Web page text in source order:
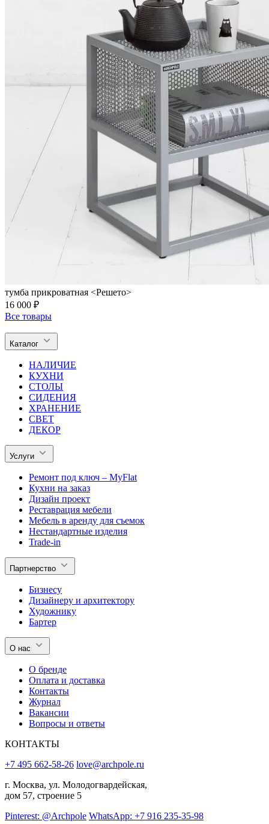
тумба прикроватная <Решето>
16 000 ₽
Все товары
Каталог
НАЛИЧИЕ
КУХНИ
СТОЛЫ
СИДЕНИЯ
ХРАНЕНИЕ
СВЕТ
ДЕКОР
Услуги
Ремонт под ключ – MyFlat
Кухни на заказ
Дизайн проект
Реставрация мебели
Мебель в аренду для съемок
Нестандартные изделия
Trade-in
Партнерство
Бизнесу
Дизайнеру и архитектору
Художнику
Бартер
О нас
О бренде
Оплата и доставка
Контакты
Журнал
Вакансии
Вопросы и ответы
КОНТАКТЫ
+7 495 662-58-26 love@archpole.ru
г. Москва, ул. Молодогвардейская,
дом 57, строение 5
Pinterest: @Archpole WhatsApp: +7 916 235-35-98